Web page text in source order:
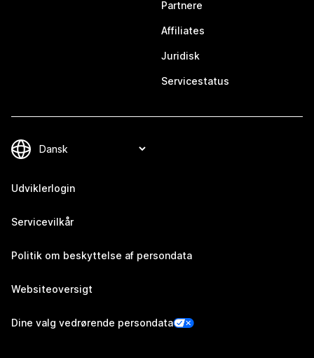
Partnere
Affiliates
Juridisk
Servicestatus
Udviklerlogin
Servicevilkår
Politik om beskyttelse af persondata
Websiteoversigt
Dine valg vedrørende persondata